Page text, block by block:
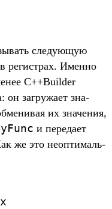
сле­дующую
регис­трах. Имен­но
C++Builder
он заг­ружа­ет зна­
их зна­чения,
и переда­ет
же это неоп­тималь­